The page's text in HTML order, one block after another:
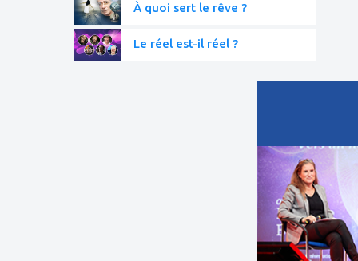
À quoi sert le rêve ?
Le réel est-il réel ?
à
mes
favoris